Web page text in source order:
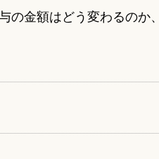
の金額はどう変わるのか